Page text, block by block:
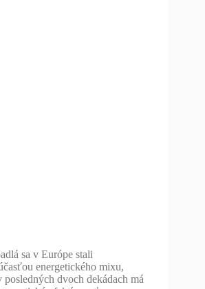
sa v Európe stali
energetického mixu,
dvoch dekádach má